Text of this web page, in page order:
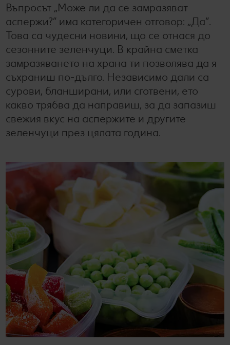
Колелото на наградите
Лексикон на свежестта
Услуги
Ние сме семейство
Съвети от кухнята
Развлечения, отдих и свободно време
Въпросът „Може ли да се замразяват
аспержи?“ има категоричен отговор: „Да“.
Това са чудесни новини, що се отнася до
сезонните зеленчуци. В крайна сметка
замразяването на храна ти позволява да я
съхраниш по-дълго. Независимо дали са
сурови, бланширани, или сготвени, ето
какво трябва да направиш, за да запазиш
свежия вкус на аспержите и другите
зеленчуци през цялата година.
© PhotoSG– stock.adobe.com